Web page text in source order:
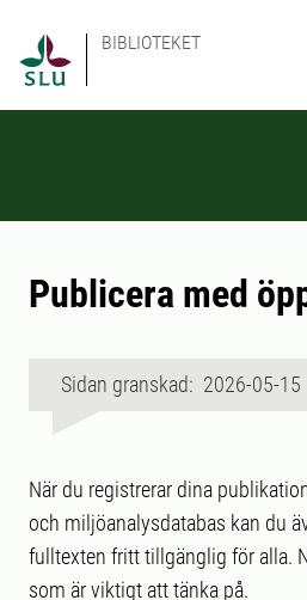
BIBLIOTEKET
Publicera med
Sidan granskad: 2026-05-15
När du registrerar dina
och miljöanalysdatabas kan du
fulltexten fritt tillgänglig för alla.
som är viktigt att tänka på.